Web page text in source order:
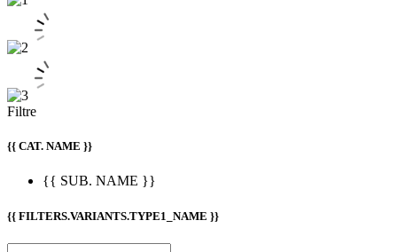
Filtre
{{ CAT. NAME }}
{{ SUB. NAME }}
{{ FILTERS.VARIANTS.TYPE1_NAME }}